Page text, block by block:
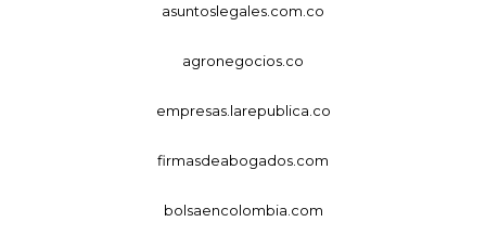
asuntoslegales.com.co
agronegocios.co
empresas.larepublica.co
firmasdeabogados.com
bolsaencolombia.com